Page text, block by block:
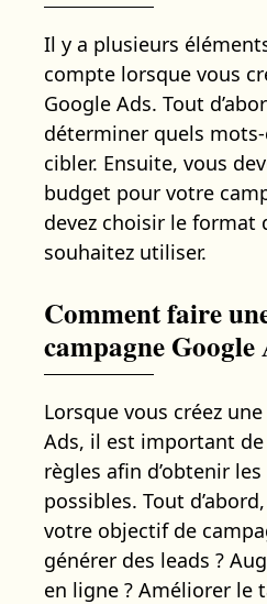
Il y a plusieurs
compte lorsque vous
Google Ads. Tout
déterminer quels
cibler. Ensuite, vous
budget pour votre
devez choisir le format
souhaitez utiliser.
Comment faire
campagne Google
Lorsque vous créez
Ads, il est important
règles afin d’obtenir
possibles. Tout
votre objectif de
générer des leads ?
en ligne ? Améliorer le